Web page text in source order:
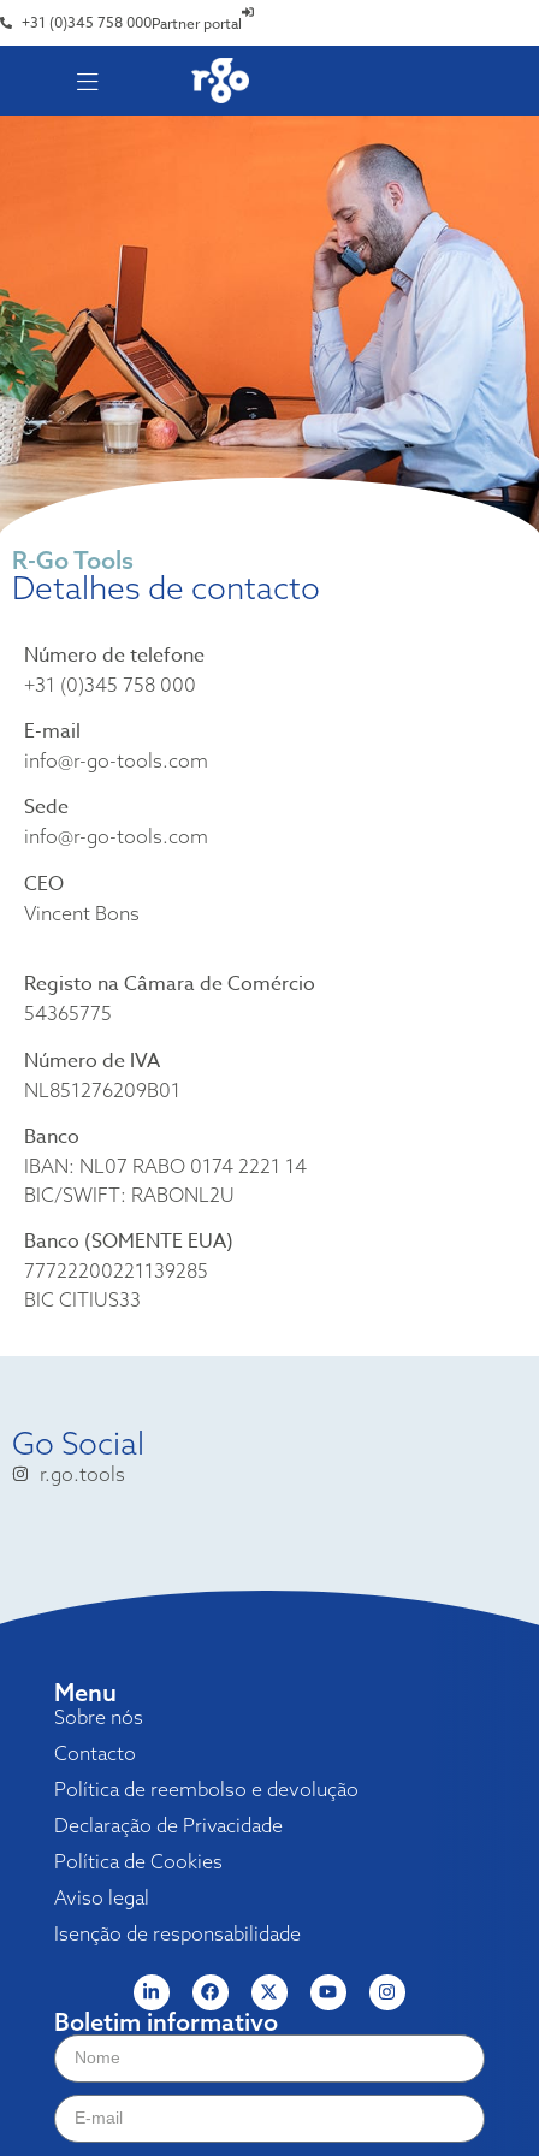
+31 (0)345 758 000Partner portal
R-Go Tools
Detalhes de contacto
Número de telefone
+31 (0)345 758 000
E-mail
info@r-go-tools.com
Sede
info@r-go-tools.com
CEO
Vincent Bons
Registo na Câmara de Comércio
54365775
Número de IVA
NL851276209B01
Banco
IBAN: NL07 RABO 0174 2221 14
BIC/SWIFT: RABONL2U
Banco (SOMENTE EUA)
77722200221139285
BIC CITIUS33
Go Social
r.go.tools
Menu
Sobre nós
Contacto
Política de reembolso e devolução
Declaração de Privacidade
Política de Cookies
Aviso legal
Isenção de responsabilidade
Boletim informativo